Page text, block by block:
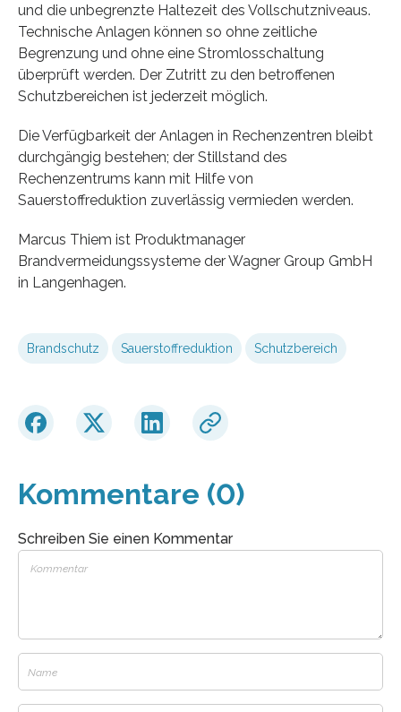
und die unbegrenzte Haltezeit des Vollschutzniveaus.
Technische Anlagen können so ohne zeitliche
Begrenzung und ohne eine Stromlosschaltung
überprüft werden. Der Zutritt zu den betroffenen
Schutzbereichen ist jederzeit möglich.
Die Verfügbarkeit der Anlagen in Rechenzentren bleibt
durchgängig bestehen; der Stillstand des
Rechenzentrums kann mit Hilfe von
Sauerstoffreduktion zuverlässig vermieden werden.
Marcus Thiem ist Produktmanager
Brandvermeidungssysteme der Wagner Group GmbH
in Langenhagen.
Brandschutz Sauerstoffreduktion Schutzbereich
Kommentare (0)
Schreiben Sie einen Kommentar